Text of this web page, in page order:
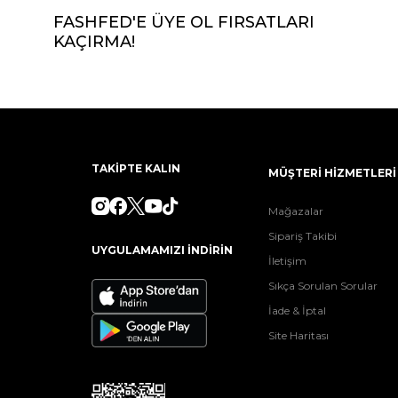
FASHFED'E ÜYE OL FIRSATLARI
KAÇIRMA!
TAKİPTE KALIN
UYGULAMAMIZI İNDİRİN
MÜŞTERİ HİZMETLERİ
Mağazalar
Sipariş Takibi
İletişim
Sıkça Sorulan Sorular
İade & İptal
Site Haritası